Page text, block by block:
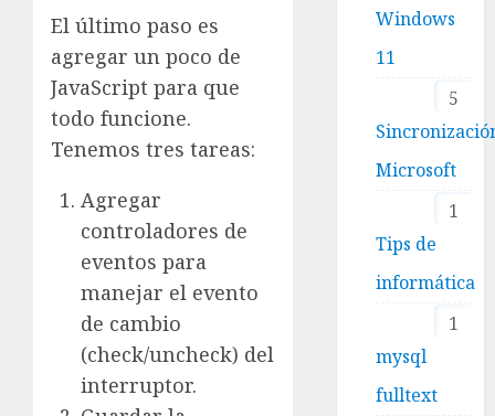
El último paso es
agregar un poco de
JavaScript para que
todo funcione.
Tenemos tres tareas:
Agregar
controladores de
eventos para
manejar el evento
de cambio
(check/uncheck) del
interruptor.
Windows
11
5
Microsoft
1
Tips de
informática
1
mysql
fulltext